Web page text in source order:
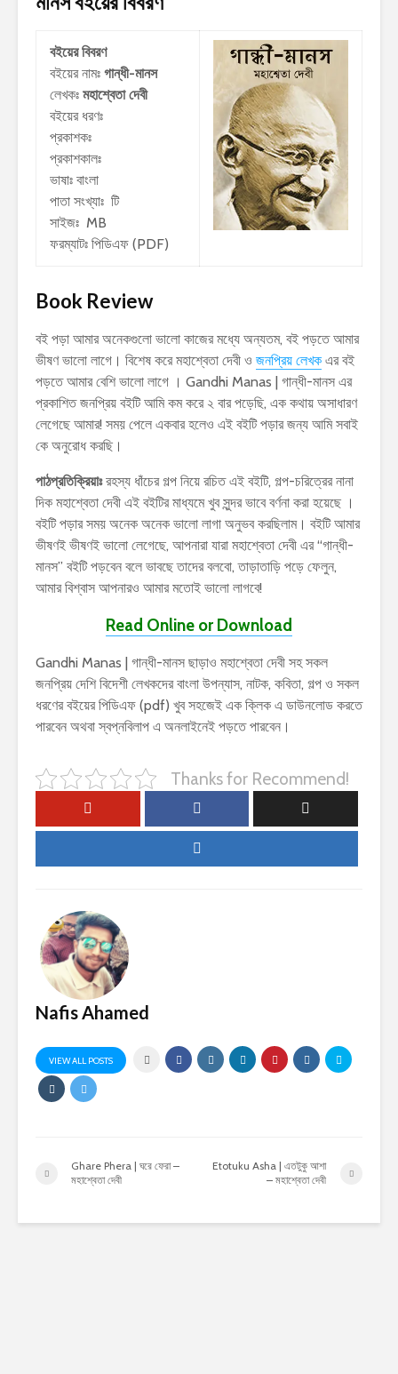
বইয়ের বিবরণ
বইয়ের নামঃ গান্ধী-মানস
লেখকঃ মহাশ্বেতা দেবী
বইয়ের ধরণঃ
প্রকাশকঃ
প্রকাশকালঃ
ভাষাঃ বাংলা
পাতা সংখ্যাঃ টি
সাইজঃ MB
ফরম্যাটঃ পিডিএফ (PDF)
Book Review
বই পড়া আমার অনেকগুলো ভালো কাজের মধ্যে অন্যতম, বই পড়তে আমার
ভীষণ ভালো লাগে। বিশেষ করে মহাশ্বেতা দেবী ও জনপ্রিয় লেখক এর বই
পড়তে আমার বেশি ভালো লাগে । Gandhi Manas | গান্ধী-মানস এর
প্রকাশিত জনপ্রিয় বইটি আমি কম করে ২ বার পড়েছি, এক কথায় অসাধারণ
লেগেছে আমার! সময় পেলে একবার হলেও এই বইটি পড়ার জন্য আমি সবাই
কে অনুরোধ করছি।
পাঠপ্রতিক্রিয়াঃরহস্য ধাঁচের গল্প নিয়ে রচিত এই বইটি, গল্প-চরিত্রের নানা
দিক মহাশ্বেতা দেবী এই বইটির মাধ্যমে খুব সুন্দর ভাবে বর্ণনা করা হয়েছে ।
বইটি পড়ার সময় অনেক অনেক ভালো লাগা অনুভব করছিলাম। বইটি আমার
ভীষণই ভীষণই ভালো লেগেছে, আপনারা যারা মহাশ্বেতা দেবী এর “গান্ধী-
মানস” বইটি পড়বেন বলে ভাবছে তাদের বলবো, তাড়াতাড়ি পড়ে ফেলুন,
আমার বিশ্বাস আপনারও আমার মতোই ভালো লাগবে!
Read Online or Download
Gandhi Manas | গান্ধী-মানস ছাড়াও মহাশ্বেতা দেবী সহ সকল
জনপ্রিয় দেশি বিদেশী লেখকদের বাংলা উপন্যাস, নাটক, কবিতা, গল্প ও সকল
ধরণের বইয়ের পিডিএফ (pdf) খুব সহজেই এক ক্লিক এ ডাউনলোড করতে
পারবেন অথবা স্বপ্নবিলাপ এ অনলাইনেই পড়তে পারবেন।
Thanks for Recommend!
Nafis Ahamed
VIEW ALL POSTS
Ghare Phera | ঘরে ফেরা –
মহাশ্বেতা দেবী
Etotuku Asha | এতটুকু আশা
– মহাশ্বেতা দেবী